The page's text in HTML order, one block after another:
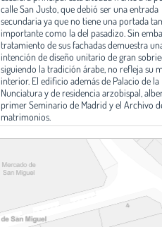
calle San Justo, que debió ser una entrada
secundaria ya que no tiene una portada tan
importante como la del pasadizo. Sin
tratamiento de sus fachadas demuestra
intención de diseño unitario de gran
siguiendo la tradición árabe, no refleja su
interior. El edificio además de Palacio de la
Nunciatura y de residencia arzobispal,
primer Seminario de Madrid y el Archivo
matrimonios.